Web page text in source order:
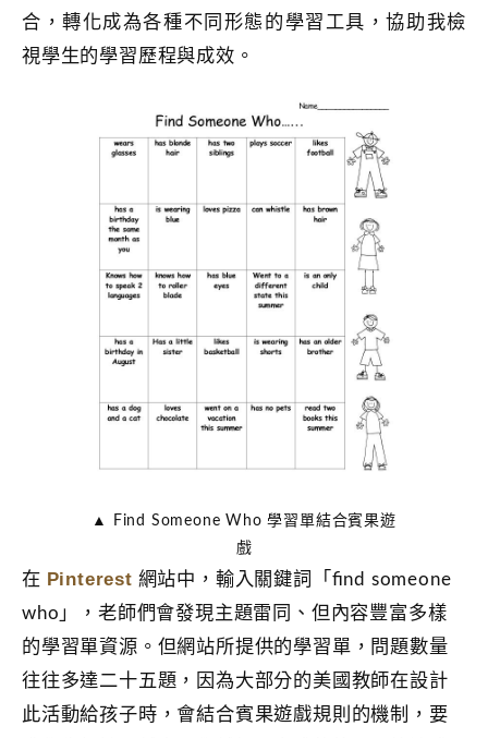
合，轉化成為各種不同形態的學習工具，協助我檢
視學生的學習歷程與成效。
▲ Find Someone Who 學習單結合賓果遊
戲
在 Pinterest 網站中，輸入關鍵詞「ﬁnd someone
who」，老師們會發現主題雷同、但內容豐富多樣
的學習單資源。但網站所提供的學習單，問題數量
往往多達二十五題，因為大部分的美國教師在設計
此活動給孩子時，會結合賓果遊戲規則的機制，要